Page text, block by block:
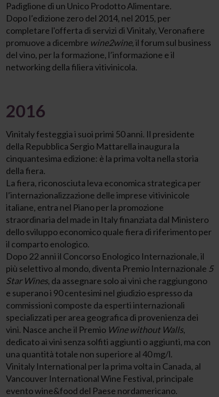
Padiglione di un Unico Prodotto Alimentare.
Dopo l’edizione zero del 2014, nel 2015, per
completare l'offerta di servizi di Vinitaly, Veronafiere
promuove a dicembre wine2wine, il forum sul business
del vino, per la formazione, l’informazione e il
networking della filiera vitivinicola.
2016
Vinitaly festeggia i suoi primi 50 anni. Il presidente
della Repubblica Sergio Mattarella inaugura la
cinquantesima edizione: è la prima volta nella storia
della fiera.
La fiera, riconosciuta leva economica strategica per
l’internazionalizzazione delle imprese vitivinicole
italiane, entra nel Piano per la promozione
straordinaria del made in Italy finanziata dal Ministero
dello sviluppo economico quale fiera di riferimento per
il comparto enologico.
Dopo 22 anni il Concorso Enologico Internazionale, il
più selettivo al mondo, diventa Premio Internazionale 5
Star Wines, da assegnare solo ai vini che raggiungono
e superano i 90 centesimi nel giudizio espresso da
commissioni composte da esperti internazionali
specializzati per area geografica di provenienza dei
vini. Nasce anche il Premio Wine without Walls,
dedicato ai vini senza solfiti aggiunti o aggiunti, ma con
una quantità totale non superiore al 40 mg/l.
Vinitaly International per la prima volta in Canada, al
Vancouver International Wine Festival, principale
evento wine&food del Paese nordamericano.